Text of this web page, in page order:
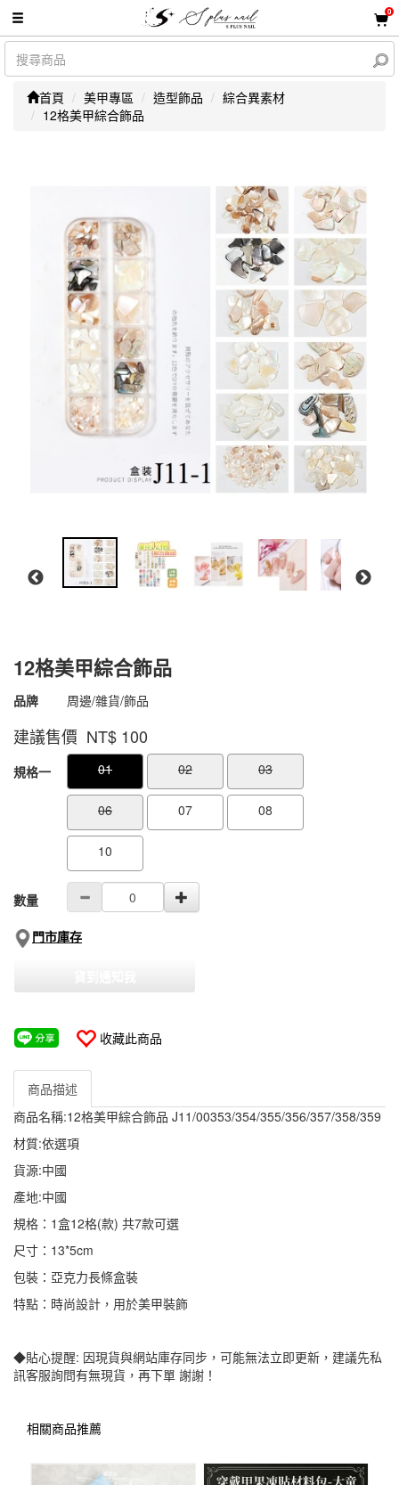
0
首頁 美甲專區 造型飾品
綜合異素材
12格美甲綜合飾品
12格美甲綜合飾品
商品代號 4500000000353
4500000000353
品牌 周邊/雜貨/飾品
建議售價 NT$ 100
GOODS000000000000000005533
規格一 01 02 03
06 07 08
10
數量
門市庫存
收藏此商品
商品描述
商品名稱:12格美甲綜合飾品 J11/00353/354/355/356/357/358/359
材質:依選項
貨源:中國
產地:中國
規格：1盒12格(款) 共7款可選
尺寸：13*5cm
包裝：亞克力長條盒裝
特點：時尚設計，用於美甲裝飾
◆貼心提醒: 因現貨與網站庫存同步，可能無法立即更新，建議先私
訊客服詢問有無現貨，再下單 謝謝！
相關商品推薦